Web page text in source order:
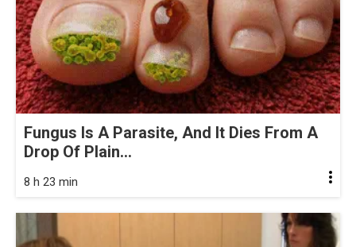
Fungus Is A Parasite, And It Dies From A
Drop Of Plain...
8 h 23 min